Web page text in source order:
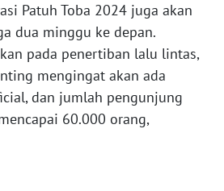
Patuh Toba 2024 juga akan
dua minggu ke depan.
pada penertiban lalu lintas,
mengingat akan ada
dan jumlah pengunjung
60.000 orang,